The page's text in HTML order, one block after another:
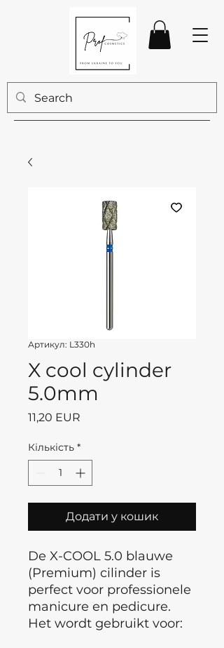
Артикул: L330h
X cool cylinder
5.0mm
11,20 EUR
Кількість *
Додати у кошик
De X-COOL 5.0 blauwe
(Premium) cilinder is
perfect voor professionele
manicure en pedicure.
Het wordt gebruikt voor: